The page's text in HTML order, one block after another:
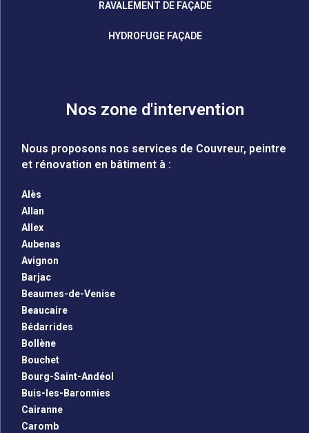
RAVALEMENT DE FAÇADE
HYDROFUGE FAÇADE
Nos zone d'intervention
Nous proposons nos services de Couvreur, peintre
et rénovation en bâtiment à :
Alès
Allan
Allex
Aubenas
Avignon
Barjac
Beaumes-de-Venise
Beaucaire
Bédarrides
Bollène
Bouchet
Bourg-Saint-Andéol
Buis-les-Baronnies
Cairanne
Caromb